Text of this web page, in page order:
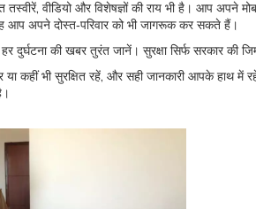
तस्वीरें, वीडियो और विशेषज्ञों की राय भी है। आप
अपने दोस्त‑परिवार को भी जागरूक कर सकते हैं।
की खबर तुरंत जानें। सुरक्षा सिर्फ सरकार की
कहीं भी सुरक्षित रहें, और सही जानकारी आपके हाथ में